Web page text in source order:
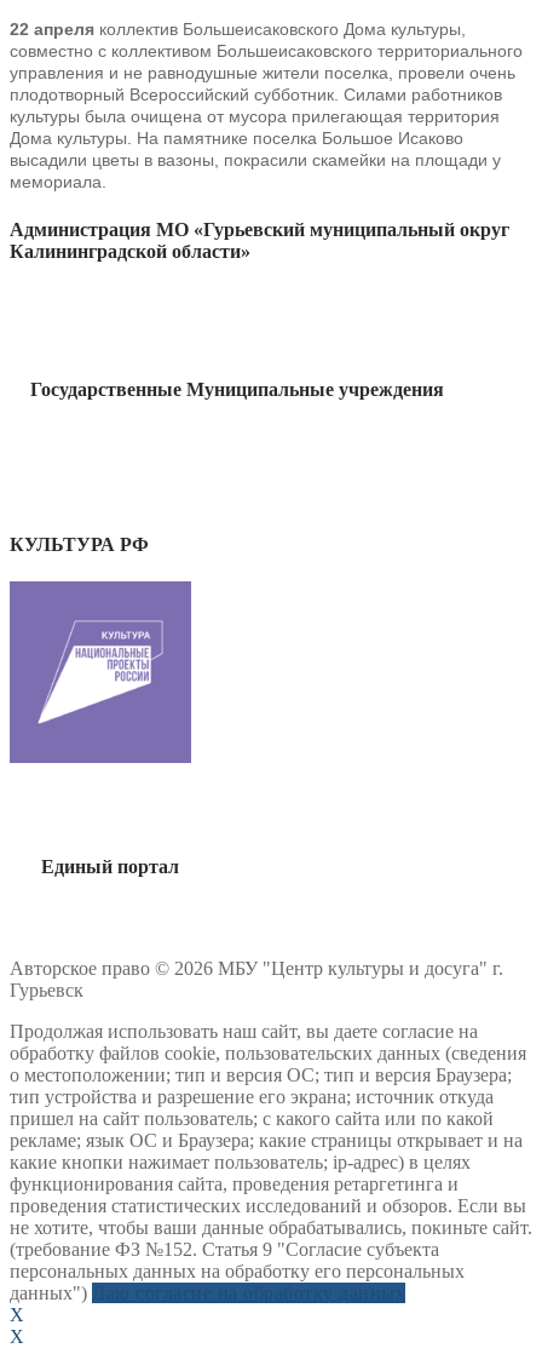
22 апреля коллектив Большеисаковского Дома культуры,
совместно с коллективом Большеисаковского территориального
управления и не равнодушные жители поселка, провели очень
плодотворный Всероссийский субботник. Силами работников
культуры была очищена от мусора прилегающая территория
Дома культуры. На памятнике поселка Большое Исаково
высадили цветы в вазоны, покрасили скамейки на площади у
мемориала.
Администрация МО «Гурьевский муниципальный округ
Калининградской области»
Государственные Муниципальные учреждения
КУЛЬТУРА РФ
Единый портал
Авторское право © 2026 МБУ "Центр культуры и досуга" г.
Гурьевск
Продолжая использовать наш сайт, вы даете согласие на
обработку файлов cookie, пользовательских данных (сведения
о местоположении; тип и версия ОС; тип и версия Браузера;
тип устройства и разрешение его экрана; источник откуда
пришел на сайт пользователь; с какого сайта или по какой
рекламе; язык ОС и Браузера; какие страницы открывает и на
какие кнопки нажимает пользователь; ip-адрес) в целях
функционирования сайта, проведения ретаргетинга и
проведения статистических исследований и обзоров. Если вы
не хотите, чтобы ваши данные обрабатывались, покиньте сайт.
(требование ФЗ №152. Статья 9 "Согласие субъекта
персональных данных на обработку его персональных
данных")
X
X